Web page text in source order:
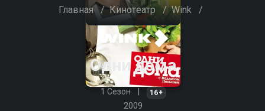
Главная / Кинотеатр / Wink /
Одни дома
1 Сезон 16+
2009